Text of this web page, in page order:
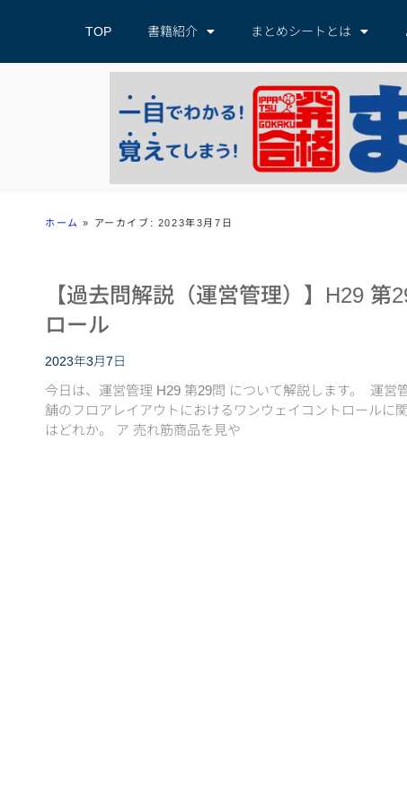
TOP 書籍紹介 まとめシートとは
ホーム » アーカイブ: 2023年3月7日
【過去問解説（運営管理）】H29 第
ロール
2023年3月7日
今日は、運営管理 H29 第29問 について解説します。 運営
舗のフロアレイアウトにおけるワンウェイコントロールに
はどれか。 ア 売れ筋商品を見や